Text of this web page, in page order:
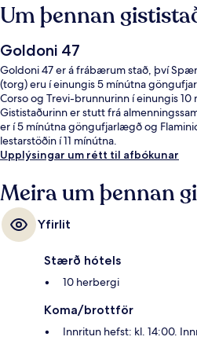
Um þennan
Goldoni 47
Goldoni 47 er á frábærum stað, því
(torg) eru í einungis 5 mínútna
Corso og Trevi-brunnurinn í einungis
Gististaðurinn er stutt frá
er í 5 mínútna göngufjarlægð og
lestarstöðin í 11 mínútna.
Upplýsingar um rétt til afbókunar
Meira um þennan
Yfirlit
Stærð hótels
10 herbergi
Koma/brottför
Innritun hefst: kl. 14:00.